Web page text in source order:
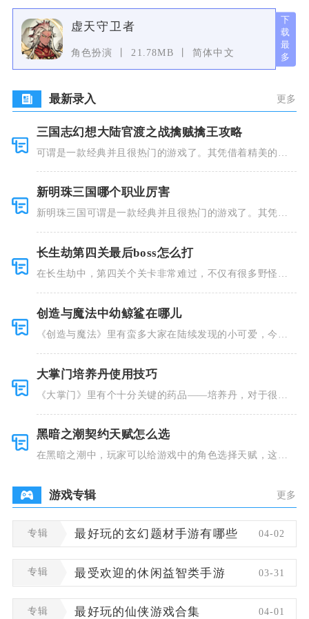
虚天守卫者
角色扮演 21.78MB 简体中文
最新录入 更多
三国志幻想大陆官渡之战擒贼擒王攻略
可谓是一款经典并且很热门的游戏了。其凭借着精美的画
新明珠三国哪个职业厉害
新明珠三国可谓是一款经典并且很热门的游戏了。其凭借
长生劫第四关最后boss怎么打
在长生劫中，第四关个关卡非常难过，不仅有很多野怪，
创造与魔法中幼鲸鲨在哪儿
《创造与魔法》里有蛮多大家在陆续发现的小可爱，今天
大掌门培养丹使用技巧
《大掌门》里有个十分关键的药品——培养丹，对于很多
黑暗之潮契约天赋怎么选
在黑暗之潮中，玩家可以给游戏中的角色选择天赋，这些
游戏专辑 更多
专辑 最好玩的玄幻题材手游有哪些 04-02
专辑 最受欢迎的休闲益智类手游 03-31
专辑 最好玩的仙侠游戏合集 04-01